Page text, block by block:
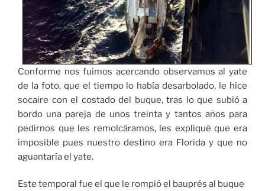
Conforme nos fuimos acercando observamos al yate
de la foto, que el tiempo lo había desarbolado, le hice
socaire con el costado del buque, tras lo que subió a
bordo una pareja de unos treinta y tantos años para
pedirnos que les remolcáramos, les expliqué que era
imposible pues nuestro destino era Florida y que no
aguantaría el yate.
Este temporal fue el que le rompió el bauprés al buque